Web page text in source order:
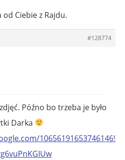
Ciebie z Rajdu.
#128774
Późno bo trzeba je było
Darka